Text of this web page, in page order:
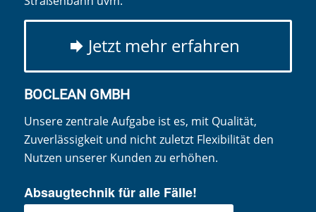
Jetzt mehr erfahren
BOCLEAN GMBH
Unsere zentrale Aufgabe ist es, mit Qualität,
Zuverlässigkeit und nicht zuletzt Flexibilität den
Nutzen unserer Kunden zu erhöhen.
Absaugtechnik für alle Fälle!